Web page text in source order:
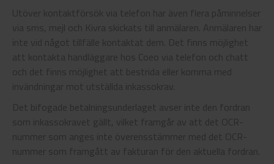
Utöver kontaktförsök via telefon har även flera påminnelser
via sms, mejl och Kivra skickats till anmälaren. Anmälaren har
inte vid något tillfälle kontaktat dem. Det finns möjlighet
att kontakta handläggare hos Coeo via telefon och chatt
och det finns möjlighet att bestrida eller komma med
invändningar mot utställda inkassokrav.
Det bifogade betalningsunderlaget avser inte den fordran
som inkassokravet gällt, vilket framgår av att det OCR-
nummer som anges inte överensstämmer med det OCR-
nummer som framgått av fakturan för den aktuella fordran.